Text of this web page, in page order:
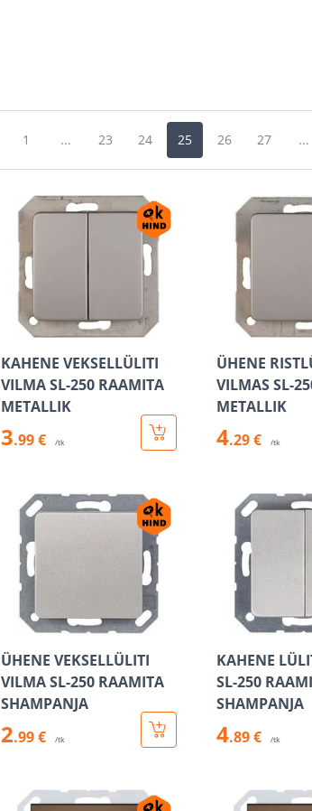
1 ... 23 24 25 26 27 ...
KAHENE VEKSELLÜLITI
VILMA SL-250 RAAMITA
METALLIK
3.99 € /tk
ÜHENE
VILMAS SL-
METALLIK
4.29 € /tk
ÜHENE VEKSELLÜLITI
VILMA SL-250 RAAMITA
SHAMPANJA
2.99 € /tk
KAHENE
SL-250
SHAMPANJA
4.89 € /tk